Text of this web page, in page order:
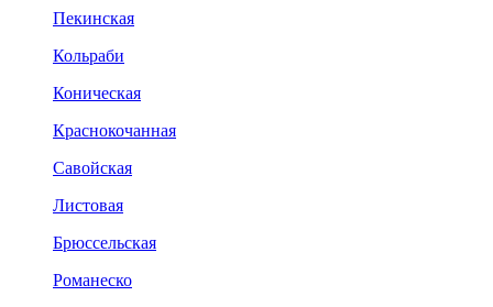
Пекинская
Кольраби
Коническая
Краснокочанная
Савойская
Листовая
Брюссельская
Романеско